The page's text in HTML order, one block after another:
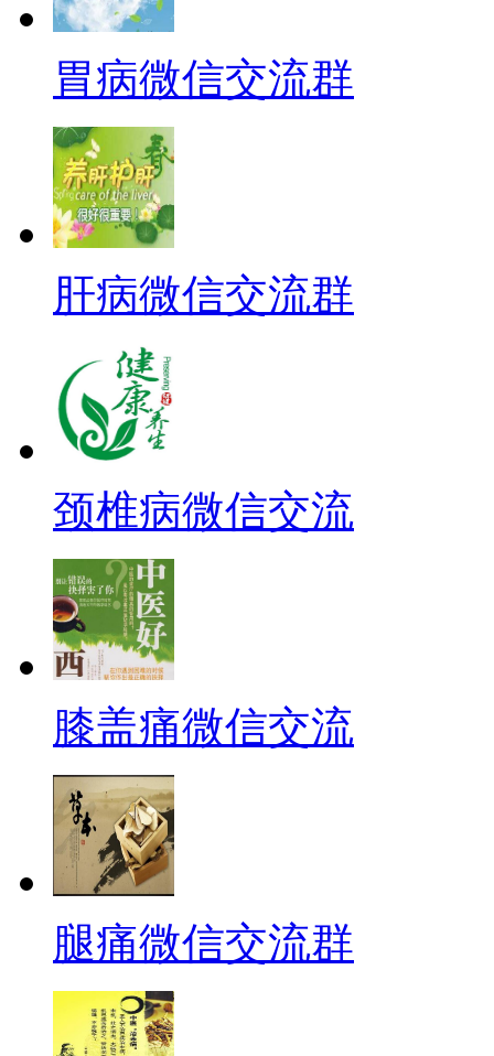
胃病微信交流群
肝病微信交流群
颈椎病微信交流
膝盖痛微信交流
腿痛微信交流群